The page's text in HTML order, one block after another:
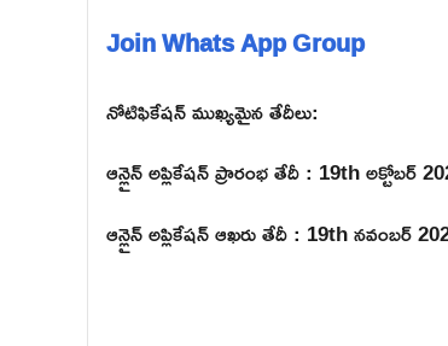
Join Whats App Group
నోటిఫికేషన్ ముఖ్యమైన తేదీలు:
ఆన్లైన్ అప్లికేషన్ ప్రారంభ తేదీ : 19th అక్టోబర్
ఆన్లైన్ అప్లికేషన్ ఆఖరు తేదీ : 19th నవంబర్